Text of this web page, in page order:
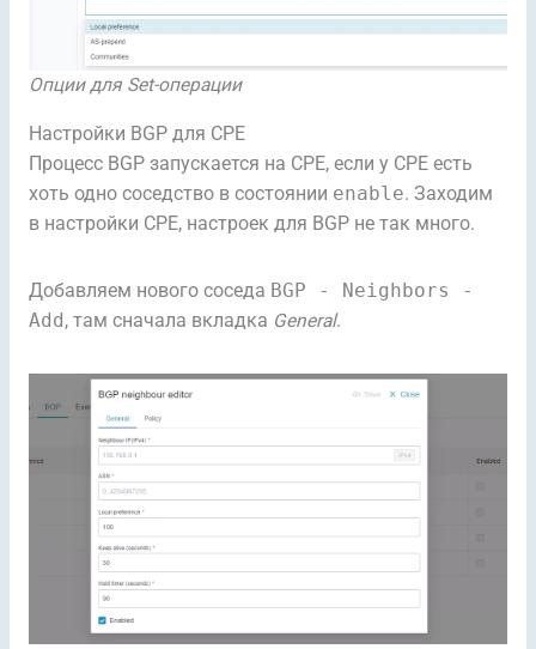
Опции для Set-операции
Настройки BGP для CPE
Процесс BGP запускается на CPE, если у CPE есть
хоть одно соседство в состоянии enable. Заходим
в настройки CPE, настроек для BGP не так много.
Добавляем нового соседа BGP - Neighbors -
Add , там сначала вкладка General.